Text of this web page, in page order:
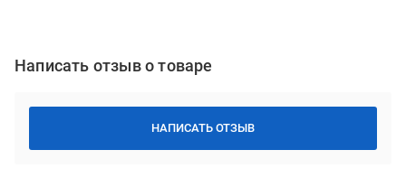
Написать отзыв о товаре
НАПИСАТЬ ОТЗЫВ